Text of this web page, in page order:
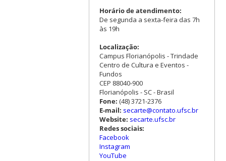
Horário de atendimento:
De segunda a sexta-feira das 7h
às 19h
Localização:
Campus Florianópolis - Trindade
Centro de Cultura e Eventos -
Fundos
CEP 88040-900
Florianópolis - SC - Brasil
Fone: (48) 3721-2376
E-mail: secarte@contato.ufsc.br
Website: secarte.ufsc.br
Redes sociais:
Facebook
Instagram
YouTube